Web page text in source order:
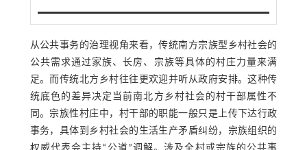
从公共事务的治理视角来看，传统南方宗族型乡村社会的
公共需求通过家族、长房、宗族等具体的村庄力量来满
足。而传统北方乡村往往更欢迎并听从政府安排。这种传
统底色的差异决定当前南北方乡村社会的村干部属性不
同。宗族性村庄中，村干部的职能一般只是上传下达行政
事务，具体到乡村社会的生活生产矛盾纠纷，宗族组织的